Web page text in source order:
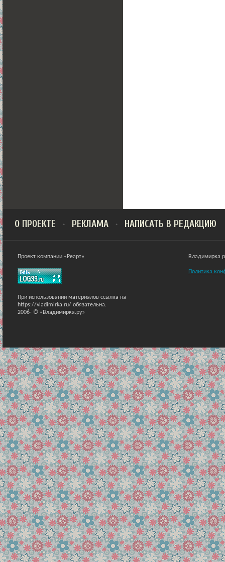
О ПРОЕКТЕ РЕКЛАМА НАПИСАТЬ В РЕДАКЦИЮ
Проект компании «Реарт»
При использовании материалов ссылка на
https://vladimirka.ru/ обязательна.
2006- © «Владимирка.ру»
Владимирка
Политика